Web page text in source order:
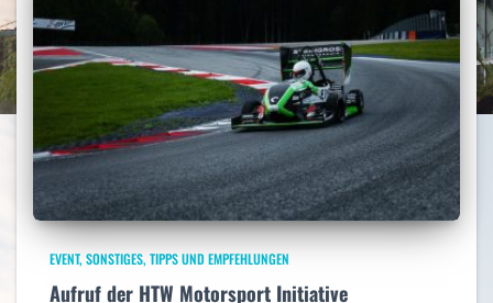
EVENT SONSTIGES TIPPS UND EMPFEHLUNGEN
Aufruf der HTW Motorsport Initiative